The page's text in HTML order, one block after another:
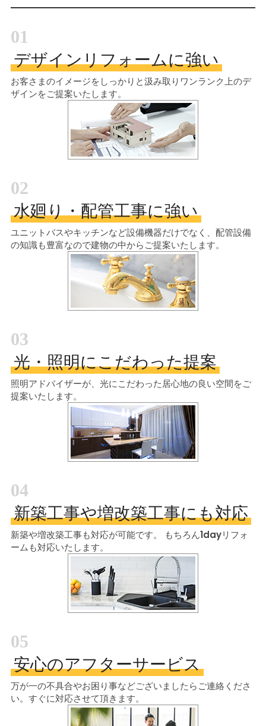
01
デザインリフォームに強い
お客さまのイメージをしっかりと汲み取り ワンランク上のデ
ザインをご提案いたします。
02
水廻り・配管工事に強い
ユニットバスやキッチンなど設備機器だけでなく、配管設備
の知識も豊富なので建物の中からご提案いたします。
03
光・照明にこだわった提案
照明アドバイザーが、光にこだわった居心地の良い空間をご
提案いたします。
04
新築工事や増改築工事にも対応
新築や増改築工事も対応が可能です。
もちろん1dayリフォ
ームも対応いたします。
05
安心のアフターサービス
万が一の不具合やお困り事などございましたらご連絡くださ
い。すぐに対応させて頂きます。